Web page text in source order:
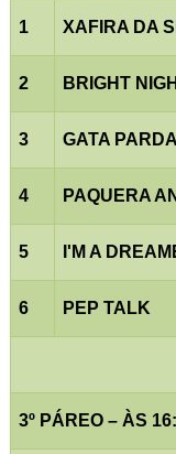
1 XAFIRA DA
2 BRIGHT
3 GATA PARDA
4 PAQUERA
5 I'M A
6 PEP TALK
3º PÁREO – ÀS